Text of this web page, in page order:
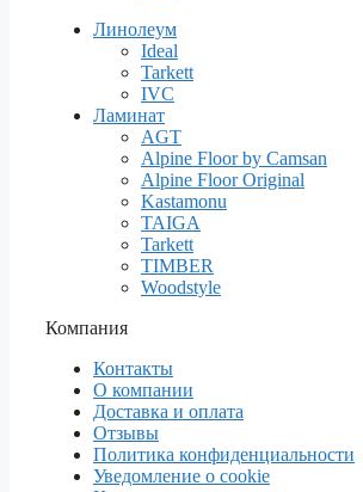
Линолеум
Ideal
Tarkett
IVC
Ламинат
AGT
Alpine Floor by Camsan
Alpine Floor Original
Kastamonu
TAIGA
Tarkett
TIMBER
Woodstyle
Компания
Контакты
О компании
Доставка и оплата
Отзывы
Политика конфиденциальности
Уведомление о cookie